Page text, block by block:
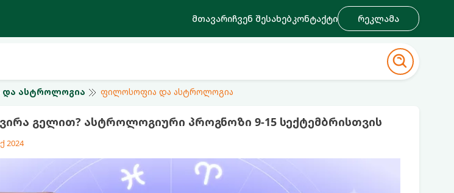
მთავარიჩვენ შესახებკონტაქტი რეკლამა
ასტროლოგია ფილოსოფია და ასტროლოგია
გელით? ასტროლოგიური პროგნოზი 9-15 სექტემბრისთვის
2024